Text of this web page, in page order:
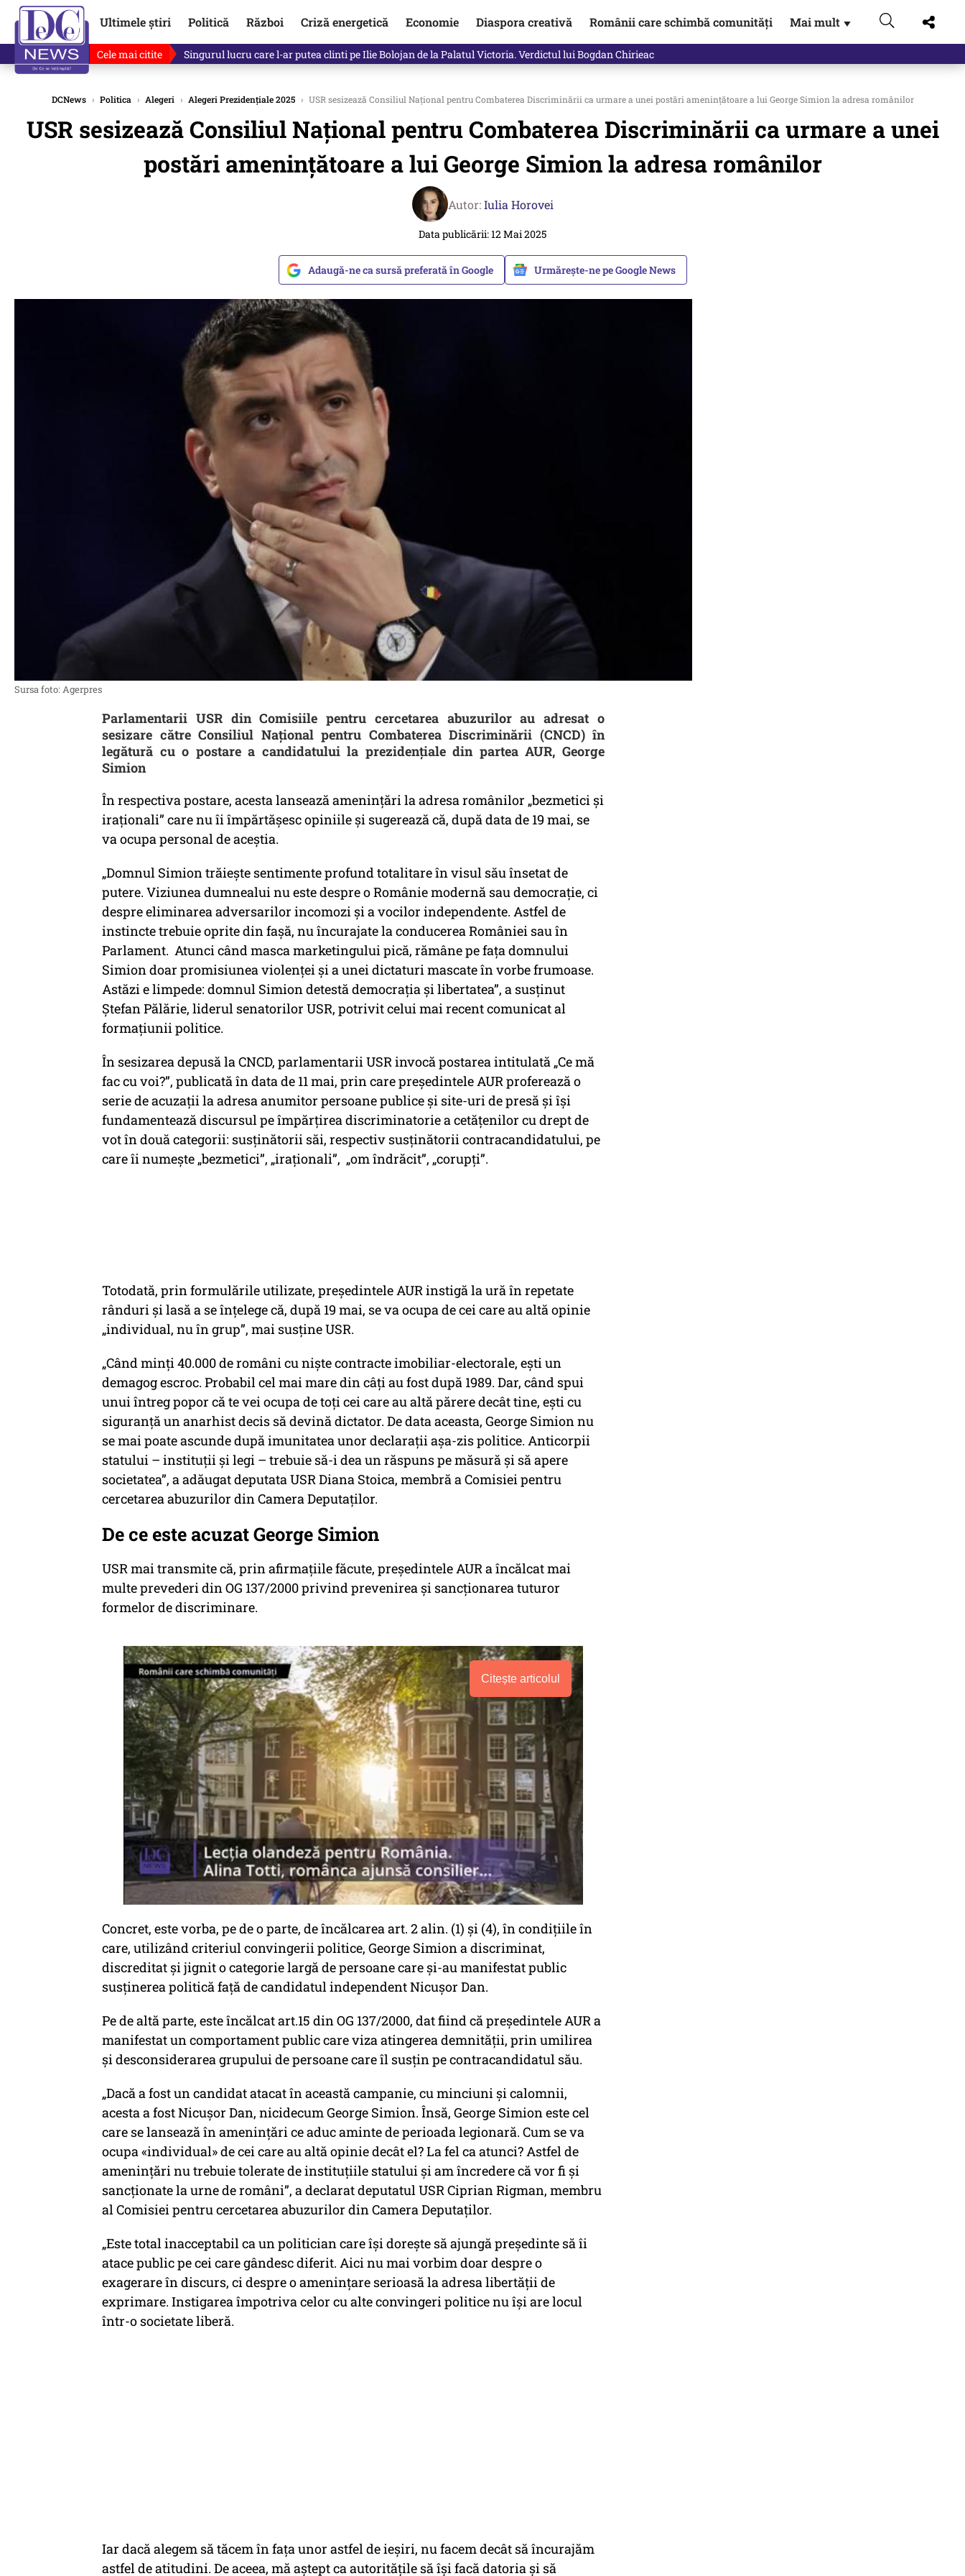
Ultimele știri Politică Război Criză energetică Economie Diaspora creativă Românii care schimbă comunități Mai mult ▼
Cele mai citite Singurul lucru care l-ar putea clinti pe Ilie Bolojan de la Palatul Victoria. Verdictul lui Bogdan Chirieac
DCNews › Politica › Alegeri › Alegeri Prezidențiale 2025 › USR sesizează Consiliul Național pentru Combaterea Discriminării ca urmare a unei postări amenințătoare a lui George Simion la adresa românilor
USR sesizează Consiliul Național pentru Combaterea Discriminării ca urmare a unei
postări amenințătoare a lui George Simion la adresa românilor
Autor:Iulia Horovei
Data publicării: 12 Mai 2025
Adaugă-ne ca sursă preferată în Google Urmărește-ne pe Google News
Sursa foto: Agerpres
Parlamentarii USR din Comisiile pentru cercetarea abuzurilor au adresat o
sesizare către Consiliul Național pentru Combaterea Discriminării (CNCD) în
legătură cu o postare a candidatului la prezidențiale din partea AUR, George
Simion
În respectiva postare, acesta lansează amenințări la adresa românilor „bezmetici și
iraționali” care nu îi împărtășesc opiniile și sugerează că, după data de 19 mai, se
va ocupa personal de aceștia.
„Domnul Simion trăiește sentimente profund totalitare în visul său însetat de
putere. Viziunea dumnealui nu este despre o Românie modernă sau democrație, ci
despre eliminarea adversarilor incomozi și a vocilor independente. Astfel de
instincte trebuie oprite din fașă, nu încurajate la conducerea României sau în
Parlament. Atunci când masca marketingului pică, rămâne pe fața domnului
Simion doar promisiunea violenței și a unei dictaturi mascate în vorbe frumoase.
Astăzi e limpede: domnul Simion detestă democrația și libertatea”, a susținut
Ștefan Pălărie, liderul senatorilor USR, potrivit celui mai recent comunicat al
formațiunii politice.
În sesizarea depusă la CNCD, parlamentarii USR invocă postarea intitulată „Ce mă
fac cu voi?”, publicată în data de 11 mai, prin care președintele AUR proferează o
serie de acuzații la adresa anumitor persoane publice și site-uri de presă și își
fundamentează discursul pe împărțirea discriminatorie a cetățenilor cu drept de
vot în două categorii: susținătorii săi, respectiv susținătorii contracandidatului, pe
care îi numește „bezmetici”, „iraționali”, „om îndrăcit”, „corupți”.
Totodată, prin formulările utilizate, președintele AUR instigă la ură în repetate
rânduri și lasă a se înțelege că, după 19 mai, se va ocupa de cei care au altă opinie
„individual, nu în grup”, mai susține USR.
„Când minți 40.000 de români cu niște contracte imobiliar-electorale, ești un
demagog escroc. Probabil cel mai mare din câți au fost după 1989. Dar, când spui
unui întreg popor că te vei ocupa de toți cei care au altă părere decât tine, ești cu
siguranță un anarhist decis să devină dictator. De data aceasta, George Simion nu
se mai poate ascunde după imunitatea unor declarații așa-zis politice. Anticorpii
statului – instituții și legi – trebuie să-i dea un răspuns pe măsură și să apere
societatea”, a adăugat deputata USR Diana Stoica, membră a Comisiei pentru
cercetarea abuzurilor din Camera Deputaților.
De ce este acuzat George Simion
USR mai transmite că, prin afirmațiile făcute, președintele AUR a încălcat mai
multe prevederi din OG 137/2000 privind prevenirea și sancționarea tuturor
formelor de discriminare.
Citește articolul
Concret, este vorba, pe de o parte, de încălcarea art. 2 alin. (1) și (4), în condițiile în
care, utilizând criteriul convingerii politice, George Simion a discriminat,
discreditat și jignit o categorie largă de persoane care și-au manifestat public
susținerea politică față de candidatul independent Nicușor Dan.
Pe de altă parte, este încălcat art.15 din OG 137/2000, dat fiind că președintele AUR a
manifestat un comportament public care viza atingerea demnității, prin umilirea
și desconsiderarea grupului de persoane care îl susțin pe contracandidatul său.
„Dacă a fost un candidat atacat în această campanie, cu minciuni și calomnii,
acesta a fost Nicușor Dan, nicidecum George Simion. Însă, George Simion este cel
care se lansează în amenințări ce aduc aminte de perioada legionară. Cum se va
ocupa «individual» de cei care au altă opinie decât el? La fel ca atunci? Astfel de
amenințări nu trebuie tolerate de instituțiile statului și am încredere că vor fi și
sancționate la urne de români”, a declarat deputatul USR Ciprian Rigman, membru
al Comisiei pentru cercetarea abuzurilor din Camera Deputaților.
„Este total inacceptabil ca un politician care își dorește să ajungă președinte să îi
atace public pe cei care gândesc diferit. Aici nu mai vorbim doar despre o
exagerare în discurs, ci despre o amenințare serioasă la adresa libertății de
exprimare. Instigarea împotriva celor cu alte convingeri politice nu își are locul
într-o societate liberă.
Iar dacă alegem să tăcem în fața unor astfel de ieșiri, nu facem decât să încurajăm
astfel de atitudini. De aceea, mă aștept ca autoritățile să își facă datoria și să